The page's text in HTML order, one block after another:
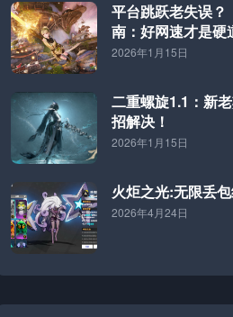
平台跳跃老失误？
南：好网速才是硬
2026年1月15日
二重螺旋1.1：新
招解决！
2026年1月15日
火炬之光:无限丢
2026年4月24日